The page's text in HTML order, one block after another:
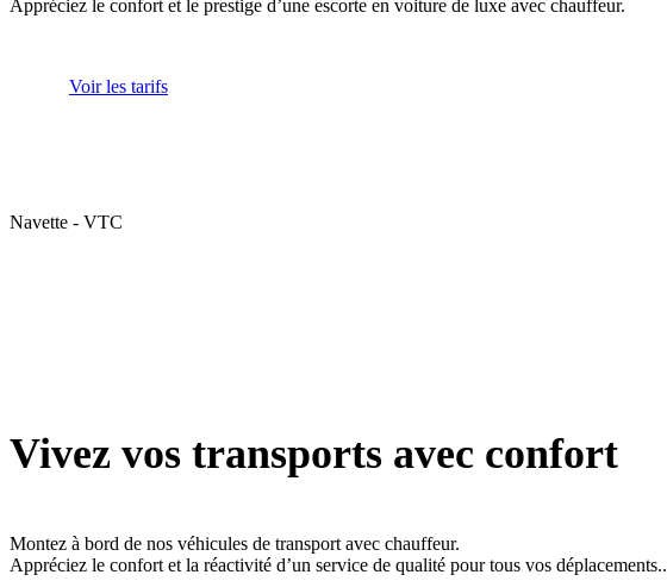
Appréciez le confort et le prestige d’une escorte en voiture de luxe avec chauffeur.
Voir les tarifs
Navette - VTC
Vivez vos transports avec confort
Montez à bord de nos véhicules de transport avec chauffeur.
Appréciez le confort et la réactivité d’un service de qualité pour tous vos déplacements..